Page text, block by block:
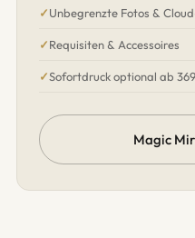
Unbegrenzte Fotos &
Requisiten & Accessoires
Sofortdruck optional ab
Magic